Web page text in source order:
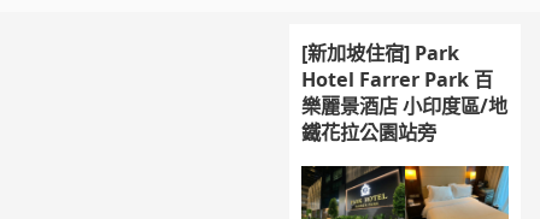
[新加坡住宿] Park
Hotel Farrer Park 百
樂麗景酒店 小印度區/地
鐵花拉公園站旁